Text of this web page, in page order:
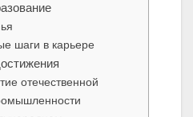
шаги в карьере
отечественной